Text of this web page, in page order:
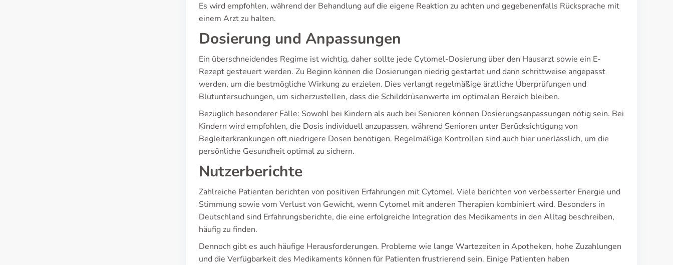
Es wird empfohlen, während der Behandlung auf die eigene Reaktion zu achten und gegebenenfalls Rücksprache mit
einem Arzt zu halten.
Dosierung und Anpassungen
Ein überschneidendes Regime ist wichtig, daher sollte jede Cytomel-Dosierung über den Hausarzt sowie ein E-
Rezept gesteuert werden. Zu Beginn können die Dosierungen niedrig gestartet und dann schrittweise angepasst
werden, um die bestmögliche Wirkung zu erzielen. Dies verlangt regelmäßige ärztliche Überprüfungen und
Blutuntersuchungen, um sicherzustellen, dass die Schilddrüsenwerte im optimalen Bereich bleiben.
Bezüglich besonderer Fälle: Sowohl bei Kindern als auch bei Senioren können Dosierungsanpassungen nötig sein. Bei
Kindern wird empfohlen, die Dosis individuell anzupassen, während Senioren unter Berücksichtigung von
Begleiterkrankungen oft niedrigere Dosen benötigen. Regelmäßige Kontrollen sind auch hier unerlässlich, um die
persönliche Gesundheit optimal zu sichern.
Nutzerberichte
Zahlreiche Patienten berichten von positiven Erfahrungen mit Cytomel. Viele berichten von verbesserter Energie und
Stimmung sowie vom Verlust von Gewicht, wenn Cytomel mit anderen Therapien kombiniert wird. Besonders in
Deutschland sind Erfahrungsberichte, die eine erfolgreiche Integration des Medikaments in den Alltag beschreiben,
häufig zu finden.
Dennoch gibt es auch häufige Herausforderungen. Probleme wie lange Wartezeiten in Apotheken, hohe Zuzahlungen
und die Verfügbarkeit des Medikaments können für Patienten frustrierend sein. Einige Patienten haben